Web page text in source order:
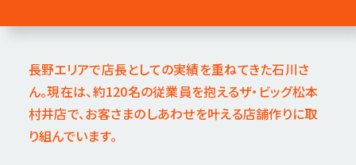
長野エリアで店長としての実績を重ねてきた石川さ
ん。現在は、約120名の従業員を抱えるザ・ビッグ松本
村井店で、お客さまのしあわせを叶える店舗作りに取
り組んでいます。